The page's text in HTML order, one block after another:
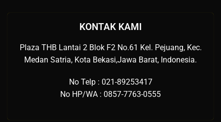
KONTAK KAMI
Plaza THB Lantai 2 Blok F2 No.61 Kel. Pejuang, Kec.
Medan Satria, Kota Bekasi,Jawa Barat, Indonesia.
No Telp : 021-89253417
No HP/WA : 0857-7763-0555